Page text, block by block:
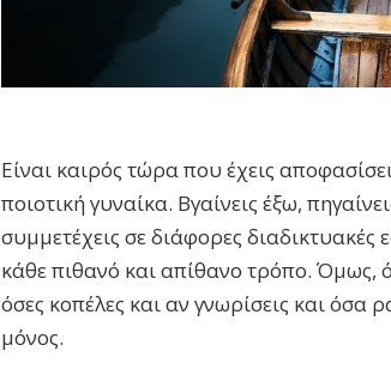
Είναι καιρός τώρα που έχεις
ποιοτική γυναίκα. Βγαίνεις έξω,
συμμετέχεις σε διάφορες
κάθε πιθανό και απίθανο τρόπο. Όμως,
όσες κοπέλες και αν γνωρίσεις και όσα
μόνος.